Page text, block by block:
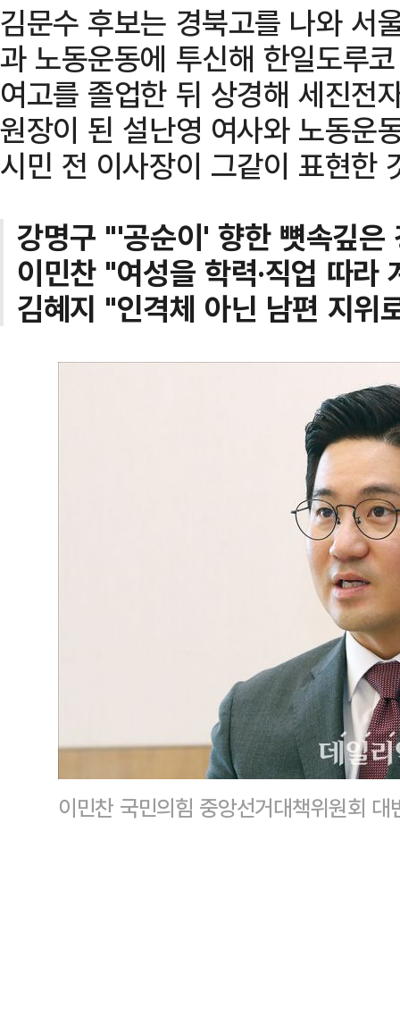
김문수 후보는 경북고를 나와 서
과 노동운동에 투신해 한일도루
여고를 졸업한 뒤 상경해 세진전
원장이 된 설난영 여사와 노동운
시민 전 이사장이 그같이 표현한
강명구 "'공순이' 향한 뼛속깊은
이민찬 "여성을 학력·직업 따라
김혜지 "인격체 아닌 남편 지위
이민찬 국민의힘 중앙선거대책위원회